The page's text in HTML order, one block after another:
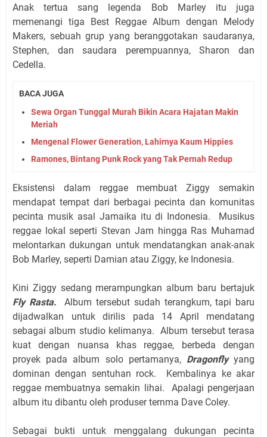
Anak tertua sang legenda Bob Marley itu juga
memenangi tiga Best Reggae Album dengan Melody
Makers, sebuah grup yang beranggotakan saudaranya,
Stephen, dan saudara perempuannya, Sharon dan
Cedella.
BACA JUGA
Sewa Organ Tunggal Murah Bikin Acara Hajatan Makin
Meriah
Mengenal Flower Generation, Lahirnya Kaum Hippies
Ramones, Bintang Punk Rock yang Tak Pernah Redup
Eksistensi dalam reggae membuat Ziggy semakin
mendapat tempat dari berbagai pecinta dan komunitas
pecinta musik asal Jamaika itu di Indonesia. Musikus
reggae lokal seperti Stevan Jam hingga Ras Muhamad
melontarkan dukungan untuk mendatangkan anak-anak
Bob Marley, seperti Damian atau Ziggy, ke Indonesia.
Kini Ziggy sedang merampungkan album baru bertajuk
Fly Rasta. Album tersebut sudah terangkum, tapi baru
dijadwalkan untuk dirilis pada 14 April mendatang
sebagai album studio kelimanya. Album tersebut terasa
kuat dengan nuansa khas reggae, berbeda dengan
proyek pada album solo pertamanya, Dragonflyyang
dominan dengan sentuhan rock. Kembalinya ke akar
reggae membuatnya semakin lihai. Apalagi pengerjaan
album itu dibantu oleh produser ternma Dave Coley.
Sebagai bukti untuk menggalang dukungan pecinta